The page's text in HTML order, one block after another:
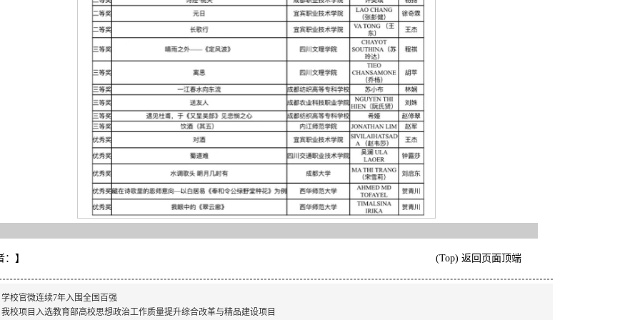
： 】 (Top) 返回页面顶端
学校官微连续7年入围全国百强
我校项目入选教育部高校思想政治工作质量提升综合改革与精品建设项目